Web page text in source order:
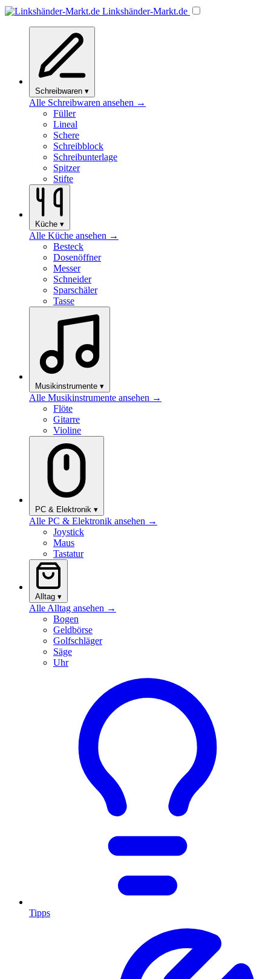
Linkshänder-Markt.de
Schreibwaren ▾
Alle Schreibwaren ansehen →
Füller
Lineal
Schere
Schreibblock
Schreibunterlage
Spitzer
Stifte
Küche ▾
Alle Küche ansehen →
Besteck
Dosenöffner
Messer
Schneider
Sparschäler
Tasse
Musikinstrumente ▾
Alle Musikinstrumente ansehen →
Flöte
Gitarre
Violine
PC & Elektronik ▾
Alle PC & Elektronik ansehen →
Joystick
Maus
Tastatur
Alltag ▾
Alle Alltag ansehen →
Bogen
Geldbörse
Golfschläger
Säge
Uhr
Tipps